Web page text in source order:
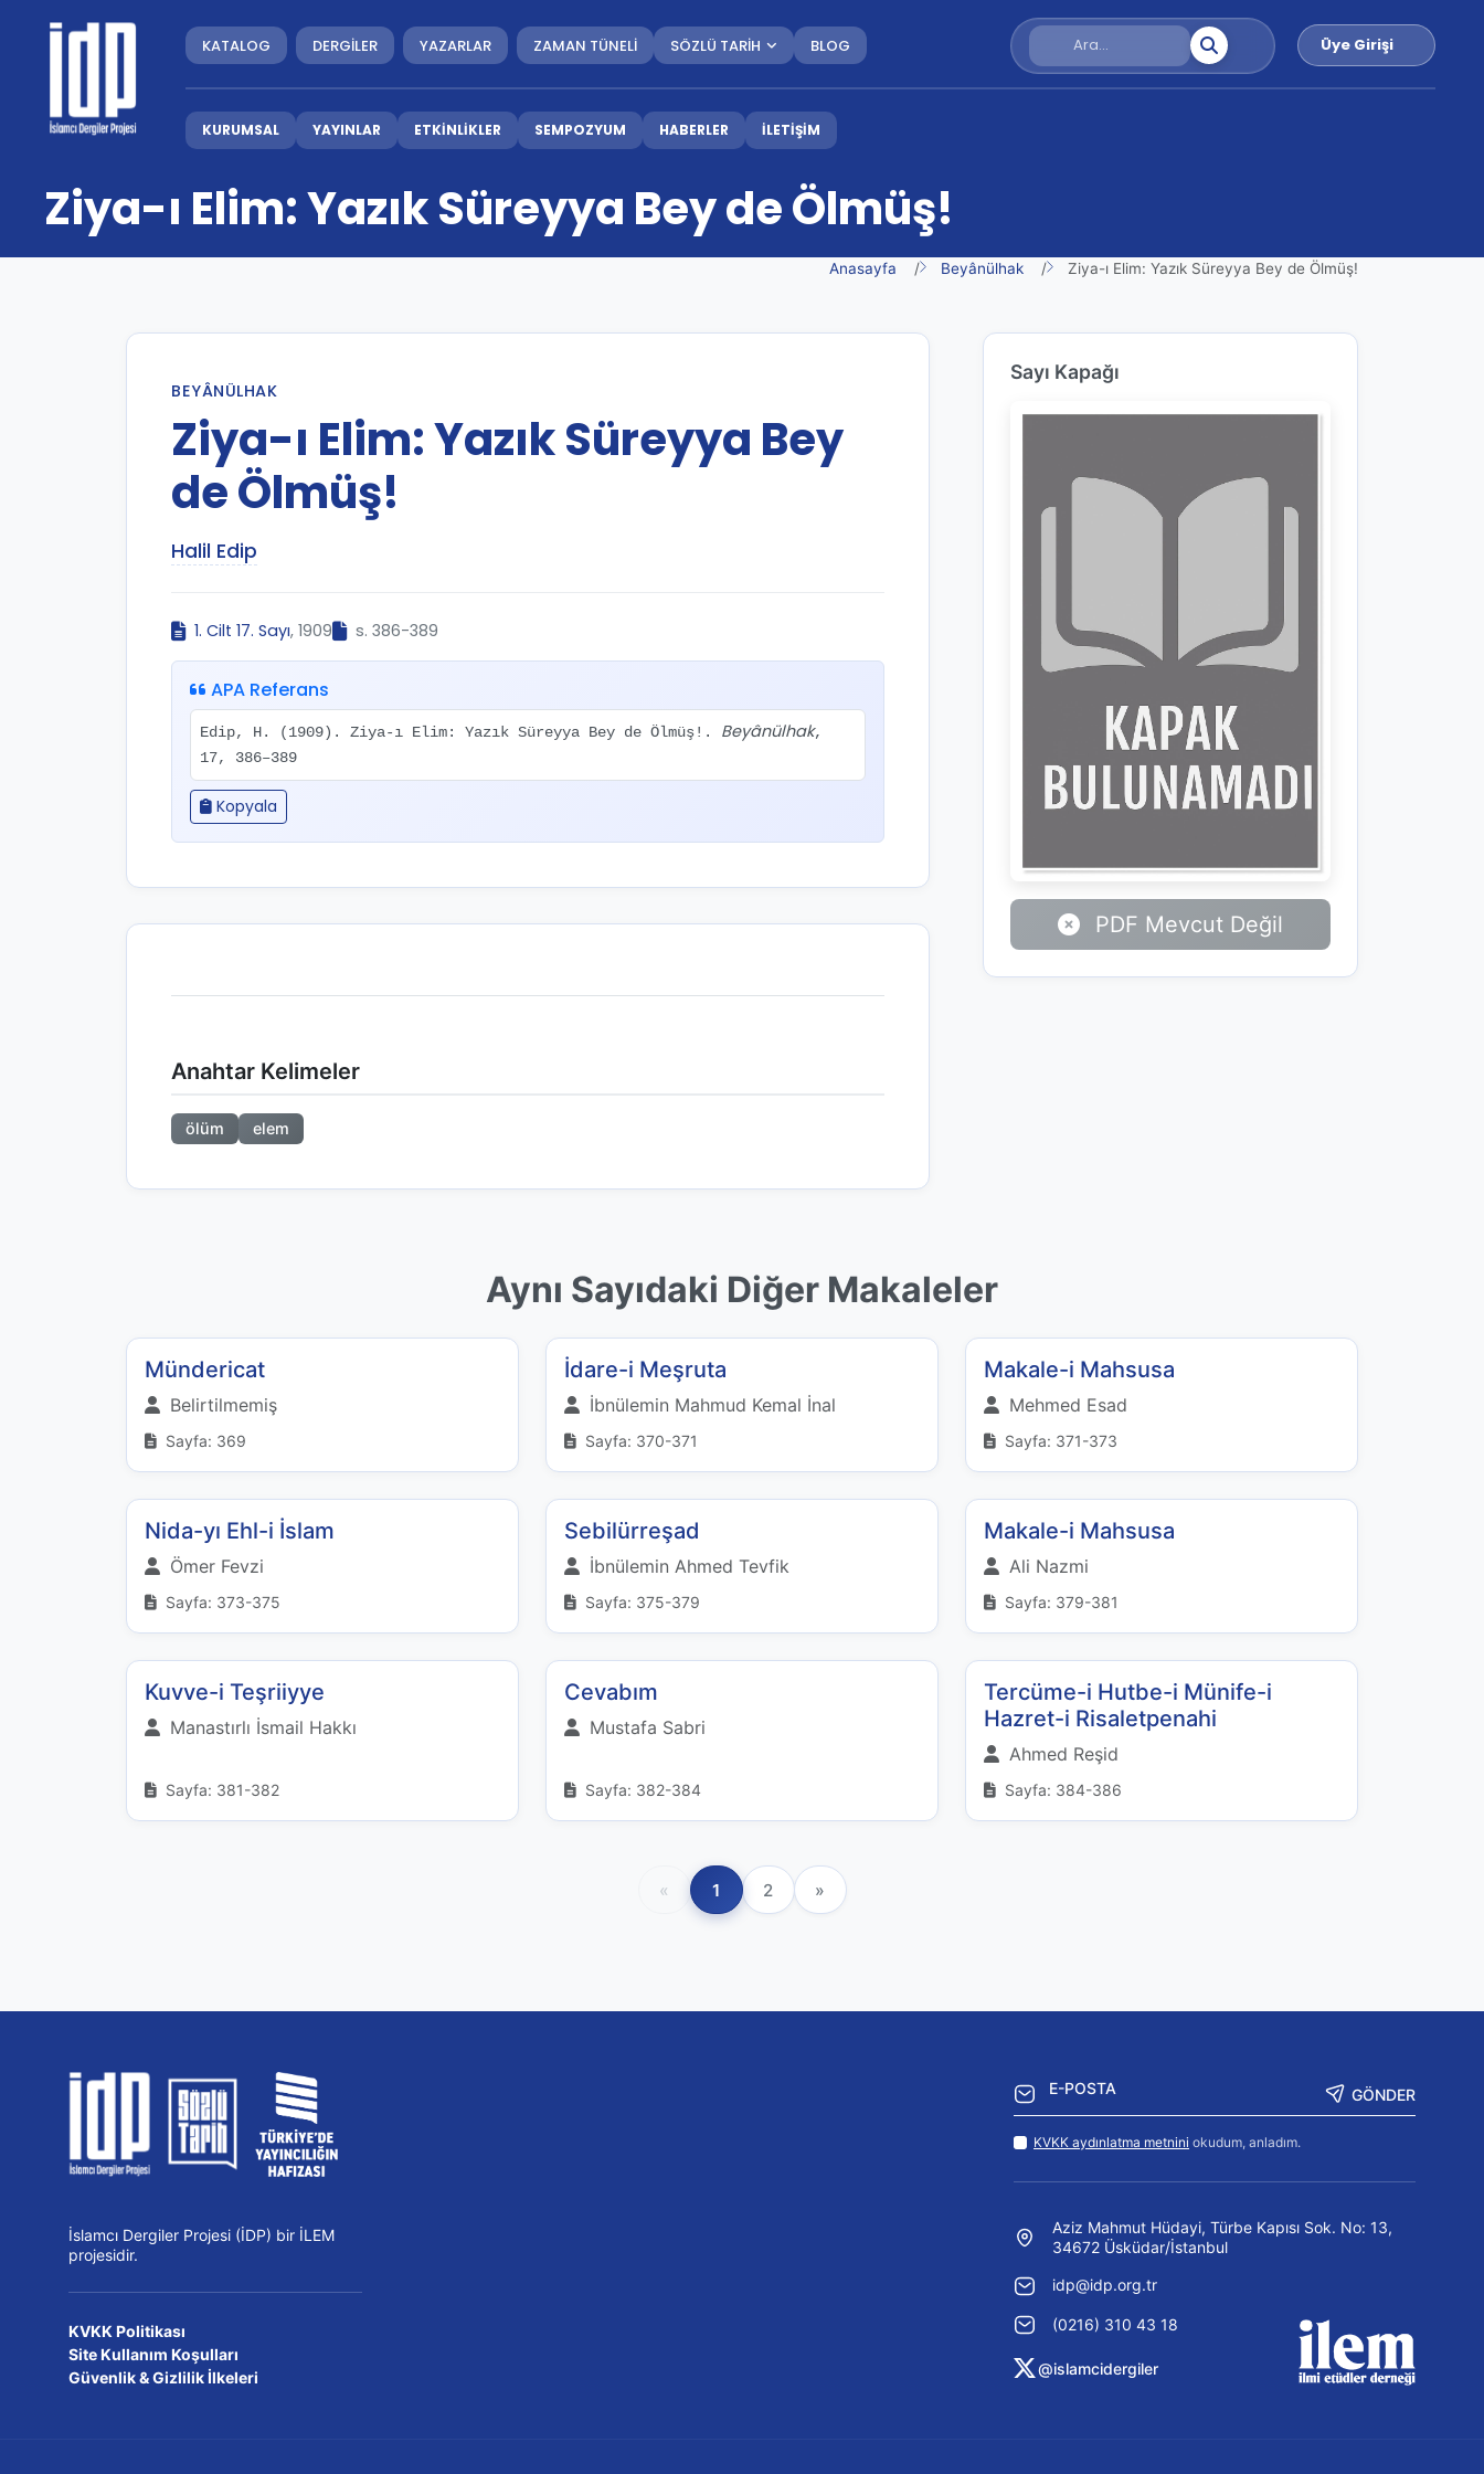
KATALOG DERGİLER YAZARLAR ZAMAN TÜNELİ SÖZLÜ TARİH BLOG Üye Girişi
KURUMSAL YAYINLAR ETKİNLİKLER SEMPOZYUM HABERLER İLETİŞİM
Ziya-ı Elim: Yazık Süreyya Bey de Ölmüş!
Anasayfa Beyânülhak Ziya-ı Elim: Yazık Süreyya Bey de Ölmüş!
BEYÂNÜLHAK
Ziya-ı Elim: Yazık Süreyya Bey
de Ölmüş!
Halil Edip
1. Cilt 17. Sayı, 1909 s. 386-389
APA Referans
Edip, H. (1909). Ziya-ı Elim: Yazık Süreyya Bey de Ölmüş!. Beyânülhak,
17, 386–389
Kopyala
Anahtar Kelimeler
ölüm elem
Sayı Kapağı
PDF Mevcut Değil
Aynı Sayıdaki Diğer Makaleler
Mündericat
Belirtilmemiş
Sayfa: 369
İdare-i Meşruta
İbnülemin Mahmud Kemal İnal
Sayfa: 370-371
Makale-i Mahsusa
Mehmed Esad
Sayfa: 371-373
Nida-yı Ehl-i İslam
Ömer Fevzi
Sayfa: 373-375
Sebilürreşad
İbnülemin Ahmed Tevfik
Sayfa: 375-379
Makale-i Mahsusa
Ali Nazmi
Sayfa: 379-381
Kuvve-i Teşriiyye
Manastırlı İsmail Hakkı
Sayfa: 381-382
Cevabım
Mustafa Sabri
Sayfa: 382-384
Tercüme-i Hutbe-i Münife-i
Hazret-i Risaletpenahi
Ahmed Reşid
Sayfa: 384-386
« 1 2 »
İslamcı Dergiler Projesi (İDP) bir İLEM
projesidir.
KVKK Politikası
Site Kullanım Koşulları
Güvenlik & Gizlilik İlkeleri
GÖNDER
KVKK aydınlatma metnini okudum, anladım.
Aziz Mahmut Hüdayi, Türbe Kapısı Sok. No: 13,
34672 Üsküdar/İstanbul
idp@idp.org.tr
(0216) 310 43 18
@islamcidergiler